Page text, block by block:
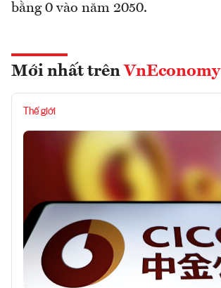
bằng 0 vào năm 2050.
Mới nhất trên VnEconomy
Thế giới